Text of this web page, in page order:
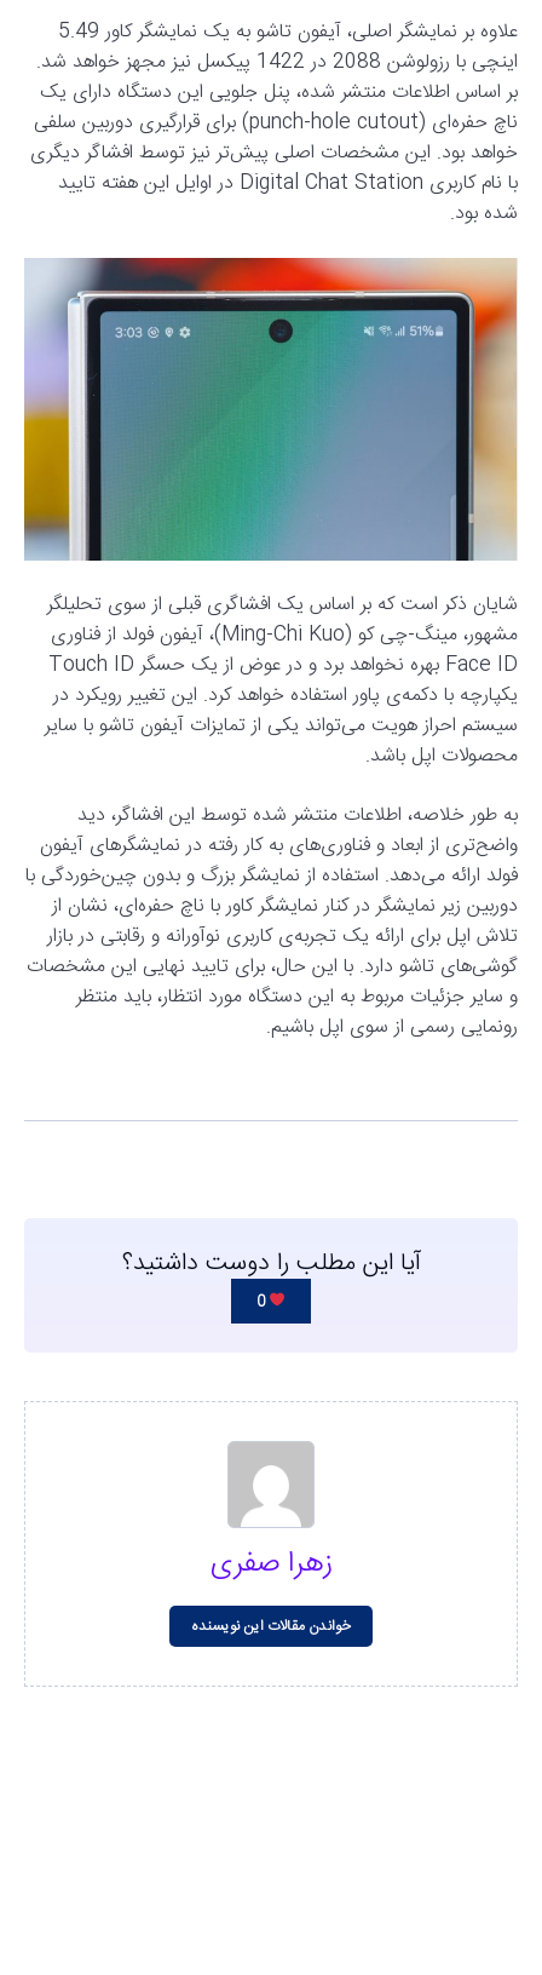
علاوه بر نمایشگر اصلی، آیفون تاشو به یک نمایشگر کاور 5.49
اینچی با رزولوشن 2088 در 1422 پیکسل نیز مجهز خواهد شد.
بر اساس اطلاعات منتشر شده، پنل جلویی این دستگاه دارای یک
ناچ حفره‌ای (punch-hole cutout) برای قرارگیری دوربین سلفی
خواهد بود. این مشخصات اصلی پیش‌تر نیز توسط افشاگر دیگری
با نام کاربری Digital Chat Station در اوایل این هفته تایید
شده بود.
شایان ذکر است که بر اساس یک افشاگری قبلی از سوی تحلیلگر
مشهور، مینگ-چی کو (Ming-Chi Kuo)، آیفون فولد از فناوری
Face ID بهره نخواهد برد و در عوض از یک حسگر Touch ID
یکپارچه با دکمه‌ی پاور استفاده خواهد کرد. این تغییر رویکرد در
سیستم احراز هویت می‌تواند یکی از تمایزات آیفون تاشو با سایر
محصولات اپل باشد.
به طور خلاصه، اطلاعات منتشر شده توسط این افشاگر، دید
واضح‌تری از ابعاد و فناوری‌های به کار رفته در نمایشگرهای آیفون
فولد ارائه می‌دهد. استفاده از نمایشگر بزرگ و بدون چین‌خوردگی با
دوربین زیر نمایشگر در کنار نمایشگر کاور با ناچ حفره‌ای، نشان از
تلاش اپل برای ارائه یک تجربه‌ی کاربری نوآورانه و رقابتی در بازار
گوشی‌های تاشو دارد. با این حال، برای تایید نهایی این مشخصات
و سایر جزئیات مربوط به این دستگاه مورد انتظار، باید منتظر
رونمایی رسمی از سوی اپل باشیم.
آیا این مطلب را دوست داشتید؟
0
زهرا صفری
خواندن مقالات این نویسنده